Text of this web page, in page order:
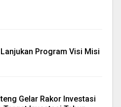
Program Visi Misi
Gelar Rakor Investasi